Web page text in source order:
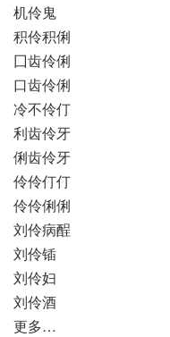
机伶鬼
积伶积俐
囗齿伶俐
口齿伶俐
冷不伶仃
利齿伶牙
俐齿伶牙
伶伶仃仃
伶伶俐俐
刘伶病酲
刘伶锸
刘伶妇
刘伶酒
更多…